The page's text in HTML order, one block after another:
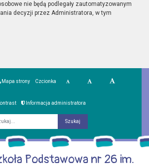
nie będą podlegały zautomatyzowanym
decyzji przez Administratora, w tym
Mapa strony Czcionka
Informacja administratora
Podstawowa nr 26 im.